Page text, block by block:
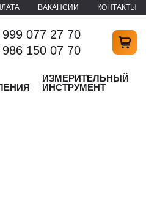
ВАКАНСИИ КОНТАКТЫ
077 27 70
150 07 70
ИЗМЕРИТЕЛЬНЫЙ
ИНСТРУМЕНТ